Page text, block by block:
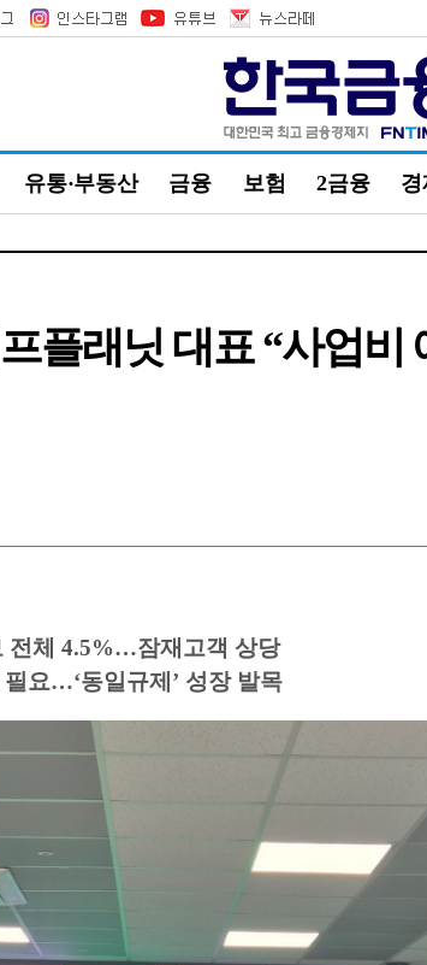
유통·부동산 금융 보험 2금융 경
플래닛 대표 “사업비
전체 4.5%…잠재고객 상당
요…‘동일규제’ 성장 발목